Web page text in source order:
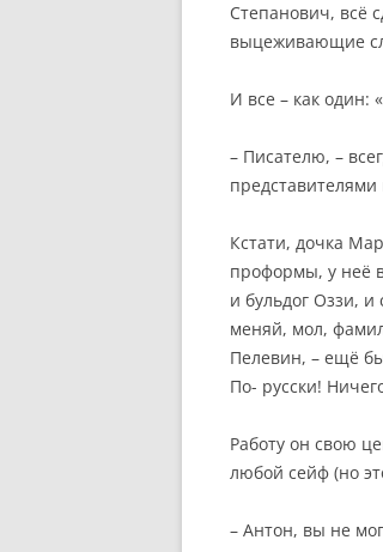
Степанович, всё
выцеживающие
И все – как один:
– Писателю, –
Кстати, дочка
проформы, у неё
и бульдог Оззи,
меняй, мол,
Пелевин, – ещё
По- русски!
Работу он свою
любой сейф (но
– Антон, вы не